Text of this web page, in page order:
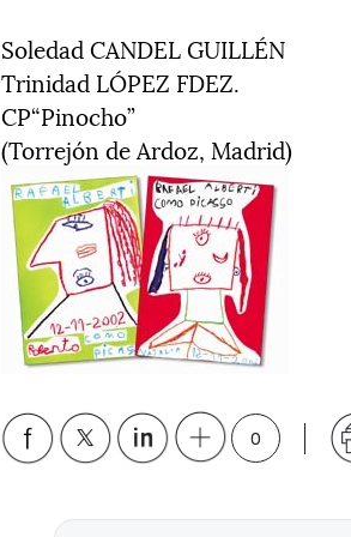
Soledad CANDEL GUILLÉN
Trinidad LÓPEZ FDEZ.
CP“Pinocho”
(Torrejón de Ardoz, Madrid)
0